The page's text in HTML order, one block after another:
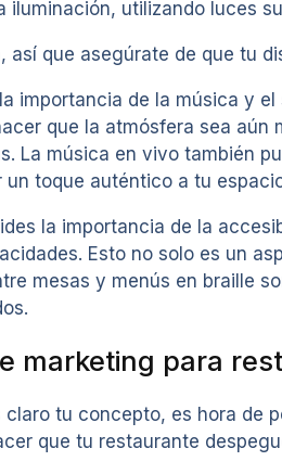
iluminación, utilizando luces
así que asegúrate de que tu
importancia de la música y
que la atmósfera sea
La música en vivo también
un toque auténtico a tu
la importancia de la
Esto no solo es un
mesas y menús en braille
marketing para
claro tu concepto, es hora de
que tu restaurante